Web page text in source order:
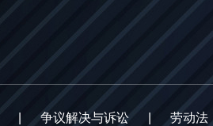
争议解决与诉讼 劳动法